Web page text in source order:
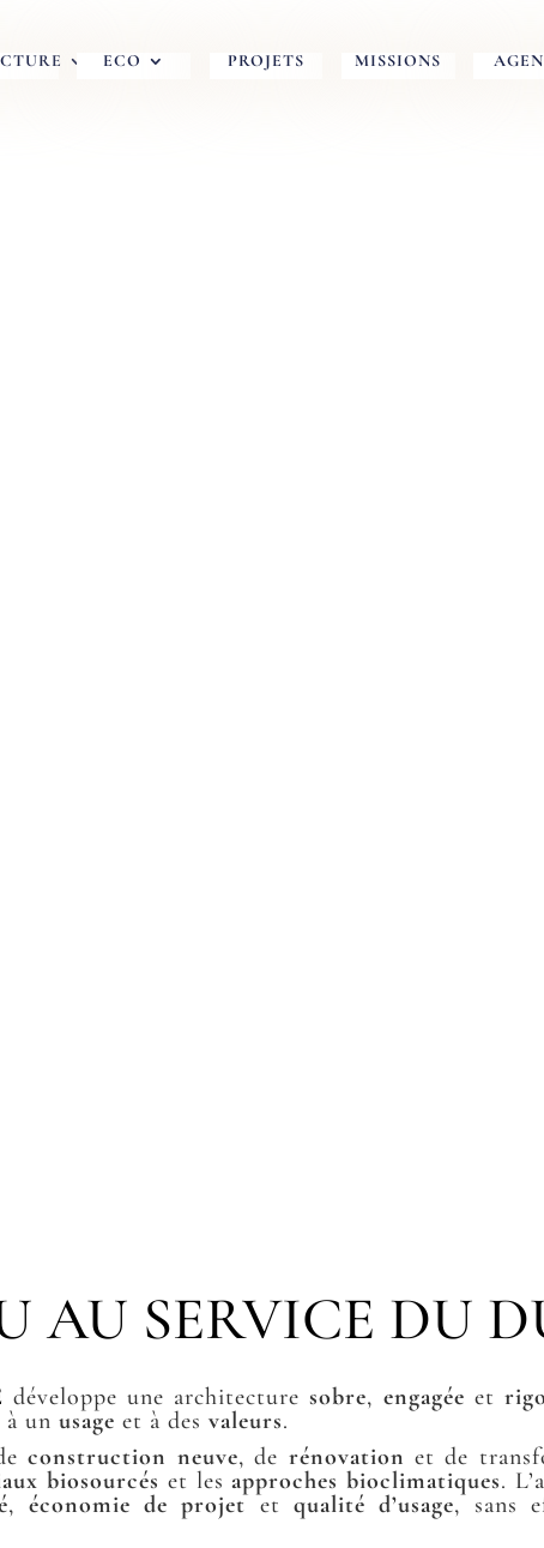
ECO PROJETS MISSIONS
AU SERVICE DU
développe une architecturesobre, engagée et
à unusage et à desvaleurs.
construction neuve, de rénovation et de
biosourcés et lesapproches bioclimatiques.
, économie de projetetqualité d’usage, sans